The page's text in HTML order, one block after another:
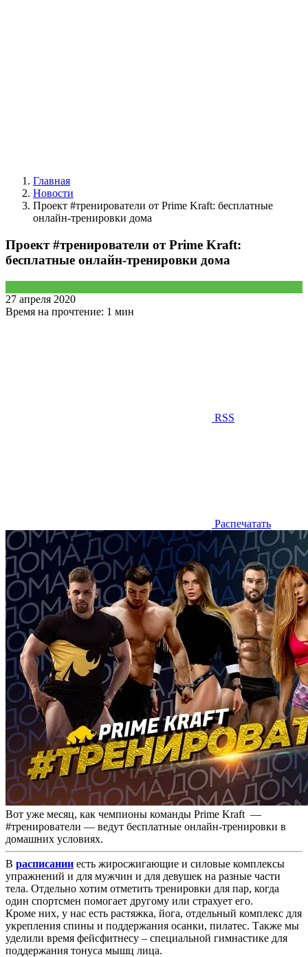
Главная
Новости
Проект #тренирователи от Prime Kraft: беcплатные
онлайн-тренировки дома
Проект #тренирователи от Prime Kraft:
беcплатные онлайн-тренировки дома
27 апреля 2020
Время на прочтение: 1 мин
RSS
Распечатать
Вот уже месяц, как чемпионы команды Prime Kraft —
#тренирователи — ведут бесплатные онлайн-тренировки в
домашних условиях.
В расписании есть жиросжигающие и силовые комплексы
упражнений и для мужчин и для девушек на разные части
тела. Отдельно хотим отметить тренировки для пар, когда
один спортсмен помогает другому или страхует его.
Кроме них, у нас есть растяжка, йога, отдельный комплекс для
укрепления спины и поддержания осанки, пилатес. Также мы
уделили время фейсфитнесу – специальной гимнастике для
поддержания тонуса мышц лица.